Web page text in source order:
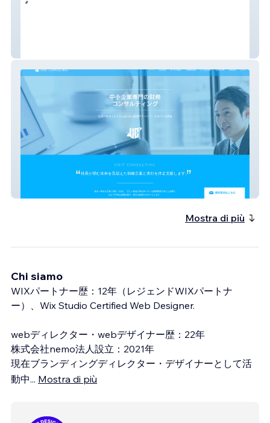
UNIT CONSULTING
Mostra di più
Chi siamo
WIXパートナー歴：12年（レジェンドWIXパートナ
ー）、Wix Studio Certified Web Designer.
webディレクター・webデザイナー歴：22年
株式会社nemo法人設立：2021年
現在ブランディングディレクター・デザイナーとして活
動中... Mostra di più